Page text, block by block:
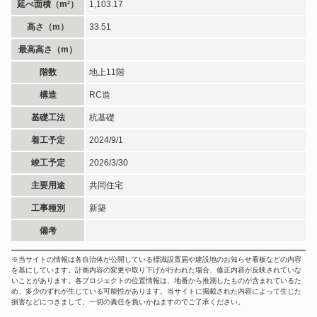
延べ面積（m²） 1,103.17
高さ（m） 33.51
最高高さ（m）
階数 地上11階
構造 RC造
基礎工法 杭基礎
着工予定 2024/9/1
竣工予定 2026/3/30
主要用途 共同住宅
工事種別 新築
備考
※当サイトの情報は各自治体が公開している標識設置届や建設地のお知らせ看板などの内容
を基にしています。計画内容の変更や取り下げが行われた場合、修正内容が反映されていな
いことがあります。各プロジェクトの位置情報は、地番から推測したものが含まれているた
め、多少のずれが生じている可能性があります。当サイトに掲載された内容によって生じた
損害などにつきまして、一切の責任を負いかねますのでご了承ください。